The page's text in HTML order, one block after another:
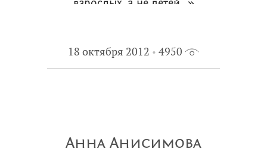
взрослых, а не детей…»
18 октября 2012 4950
Анна Анисимова